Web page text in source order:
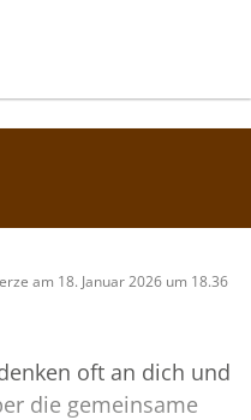
am 18. Januar 2026 um 18.36
oft an dich und
die gemeinsame